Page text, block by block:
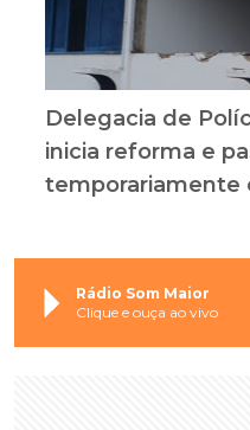
Delegacia de
inicia reforma e
temporariamente
Rádio Som Maior
Clique e ouça ao vivo